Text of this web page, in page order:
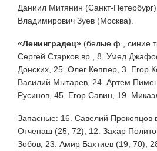
Даниил Митянин (Санкт-
Владимирович Зуев (Москва).
«Ленинградец» (белые ф., синие
Сергей Старков вр., 8. Умед
Донских, 25. Олег Кеппер, 3. Егор
Василий Мытарев, 24. Артем
Русинов, 45. Егор Савин, 19.
Запасные: 16. Савелий Прокопцов
Отченаш (25, 72), 12. Захар
Зобов, 23. Амир Бахтиев (19, 70),